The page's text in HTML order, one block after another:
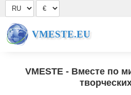
VMESTE.EU
VMESTE - Вместе по